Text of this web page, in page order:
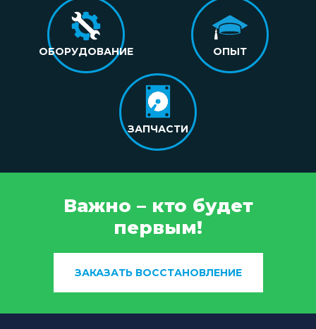
ОБОРУДОВАНИЕ ОПЫТ
ЗАПЧАСТИ
Важно – кто будет
первым!
ЗАКАЗАТЬ ВОССТАНОВЛЕНИЕ